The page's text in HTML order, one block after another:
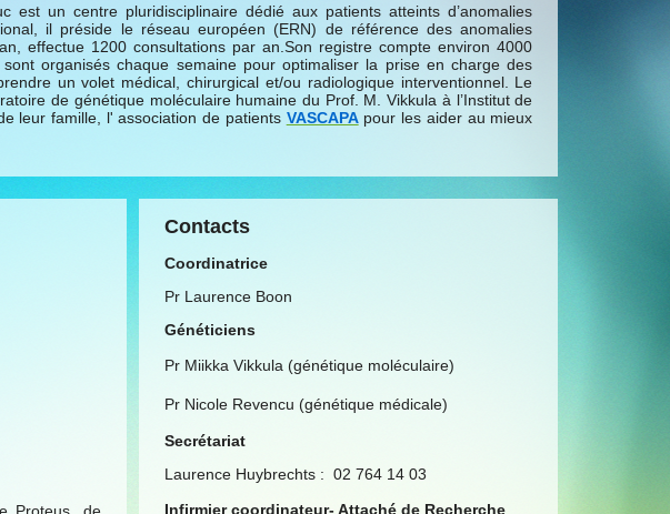
un centre pluridisciplinaire dédié aux patients atteints d’anomalies
il préside le réseau européen (ERN) de référence des anomalies
effectue 1200 consultations par an.Son registre compte environ 4000
organisés chaque semaine pour optimaliser la prise en charge des
un volet médical, chirurgical et/ou radiologique interventionnel. Le
de génétique moléculaire humaine du Prof. M. Vikkula à l’Institut de
leur famille, l' association de patients VASCAPApour les aider au mieux
Contacts
Coordinatrice
Pr Laurence Boon
Généticiens
Pr Miikka Vikkula (génétique moléculaire)
Pr Nicole Revencu (génétique médicale)
Secrétariat
Laurence Huybrechts : 02 764 14 03
Infirmier coordinateur- Attaché de Recherche